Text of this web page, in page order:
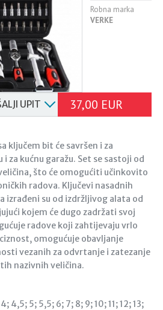
Robna marka
VERKE
UPIT 37,00 EUR
ključem bit će savršen i za
za kućnu garažu. Set se sastoji od
što će omogućiti učinkovito
radova. Ključevi nasadnih
izrađeni su od izdržljivog alata od
kojem će dugo zadržati svoj
radove koji zahtijevaju vrlo
omogućuje obavljanje
vezanih za odvrtanje i zatezanje
nazivnih veličina.
4,5; 5; 5,5; 6; 7; 8; 9; 10; 11; 12; 13;